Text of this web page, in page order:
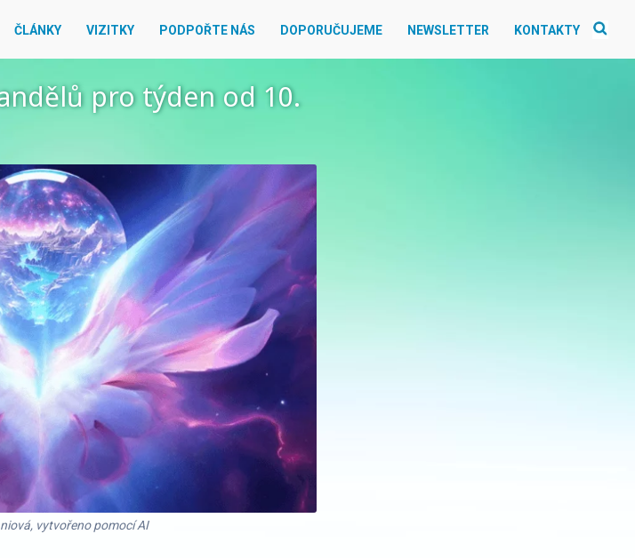
ČLÁNKY VIZITKY PODPOŘTE NÁS DOPORUČUJEME NEWSLETTER KONTAKTY
pro týden od 10.
vytvořeno pomocí AI